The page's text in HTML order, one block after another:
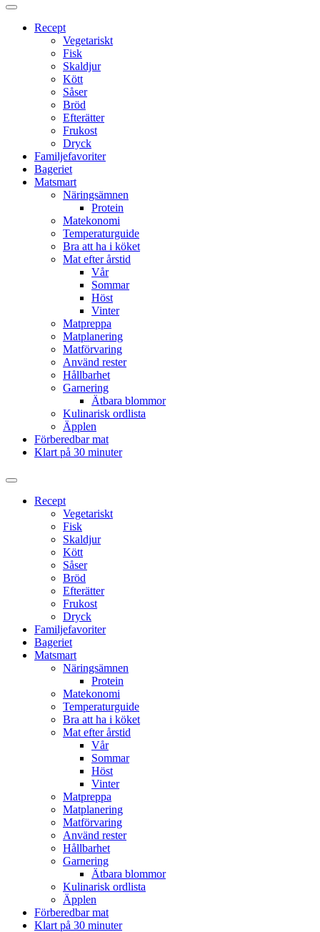
Proppmätt
Recept
Vegetariskt
Fisk
Skaldjur
Kött
Såser
Bröd
Efterätter
Frukost
Dryck
Familjefavoriter
Bageriet
Matsmart
Näringsämnen
Protein
Matekonomi
Temperaturguide
Bra att ha i köket
Mat efter årstid
Vår
Sommar
Höst
Vinter
Matpreppa
Matplanering
Matförvaring
Använd rester
Hållbarhet
Garnering
Ätbara blommor
Kulinarisk ordlista
Äpplen
Förberedbar mat
Klart på 30 minuter
Slå
sökfältRecept
Vegetariskt
Fisk
Skaldjur
Kött
Såser
Bröd
Efterätter
Frukost
Dryck
Familjefavoriter
Bageriet
Matsmart
Näringsämnen
Protein
Matekonomi
Temperaturguide
Bra att ha i köket
Mat efter årstid
Vår
Sommar
Höst
Vinter
Matpreppa
Matplanering
Matförvaring
Använd rester
Hållbarhet
Garnering
Ätbara blommor
Kulinarisk ordlista
Äpplen
Förberedbar mat
Klart på 30 minuter